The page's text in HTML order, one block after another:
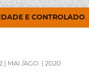
RC&C. REVISTA DE CONTABILIDADE E CONTROLADORIA
| MAI./AGO. | 2020